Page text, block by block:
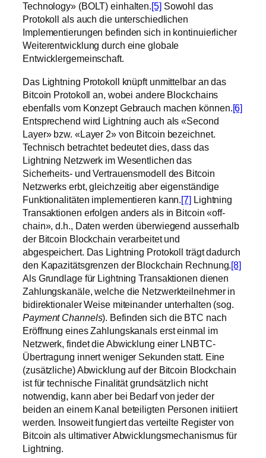
Technology» (BOLT) einhalten.[5] Sowohl das
Protokoll als auch die unterschiedlichen
Implementierungen befinden sich in kontinuierlicher
Weiterentwicklung durch eine globale
Entwicklergemeinschaft.
Das Lightning Protokoll knüpft unmittelbar an das
Bitcoin Protokoll an, wobei andere Blockchains
ebenfalls vom Konzept Gebrauch machen können.[6]
Entsprechend wird Lightning auch als «Second
Layer» bzw. «Layer 2» von Bitcoin bezeichnet.
Technisch betrachtet bedeutet dies, dass das
Lightning Netzwerk im Wesentlichen das
Sicherheits- und Vertrauensmodell des Bitcoin
Netzwerks erbt, gleichzeitig aber eigenständige
Funktionalitäten implementieren kann.[7] Lightning
Transaktionen erfolgen anders als in Bitcoin «off-
chain», d.h., Daten werden überwiegend ausserhalb
der Bitcoin Blockchain verarbeitet und
abgespeichert. Das Lightning Protokoll trägt dadurch
den Kapazitätsgrenzen der Blockchain Rechnung.[8]
Als Grundlage für Lightning Transaktionen dienen
Zahlungskanäle, welche die Netzwerkteilnehmer in
bidirektionaler Weise miteinander unterhalten (sog.
Payment Channels). Befinden sich die BTC nach
Eröffnung eines Zahlungskanals erst einmal im
Netzwerk, findet die Abwicklung einer LNBTC-
Übertragung innert weniger Sekunden statt. Eine
(zusätzliche) Abwicklung auf der Bitcoin Blockchain
ist für technische Finalität grundsätzlich nicht
notwendig, kann aber bei Bedarf von jeder der
beiden an einem Kanal beteiligten Personen initiiert
werden. Insoweit fungiert das verteilte Register von
Bitcoin als ultimativer Abwicklungsmechanismus für
Lightning.